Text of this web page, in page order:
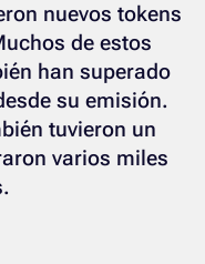
nuevos tokens
de estos
han superado
su emisión.
tuvieron un
varios miles